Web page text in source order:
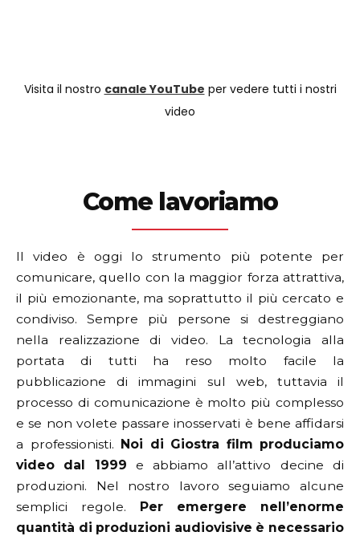
Visita il nostro canale YouTube per vedere tutti i nostri
video
Come lavoriamo
Il video è oggi lo strumento più potente per
comunicare, quello con la maggior forza attrattiva,
il più emozionante, ma soprattutto il più cercato e
condiviso. Sempre più persone si destreggiano
nella realizzazione di video. La tecnologia alla
portata di tutti ha reso molto facile la
pubblicazione di immagini sul web, tuttavia il
processo di comunicazione è molto più complesso
e se non volete passare inosservati è bene affidarsi
a professionisti. Noi di Giostra film produciamo
video dal 1999 e abbiamo all’attivo decine di
produzioni. Nel nostro lavoro seguiamo alcune
semplici regole.
Per emergere nell’enorme
quantità di produzioni audiovisive è necessario